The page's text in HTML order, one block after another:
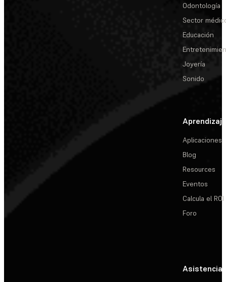
Odontología
Sector
Educación
Joyería
Sonido
Aprendizaje
Aplicaciones
Blog
Resources
Eventos
Calcula el ROI
Foro
Asistencia